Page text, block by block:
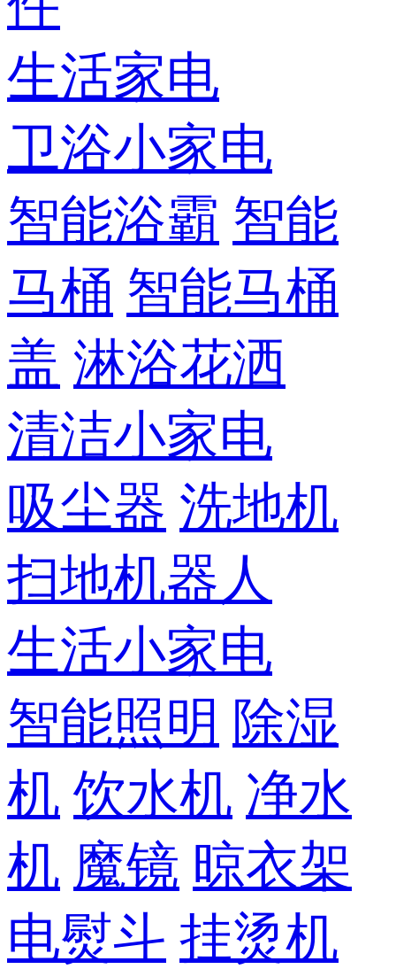
生活家电
卫浴小家电
智能浴霸 智能
马桶 智能马桶
盖 淋浴花洒
清洁小家电
吸尘器 洗地机
扫地机器人
生活小家电
智能照明 除湿
机 饮水机 净水
机 魔镜 晾衣架
电熨斗 挂烫机